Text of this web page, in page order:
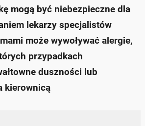
mogą być niebezpieczne dla
lekarzy specjalistów
może wywoływać alergie,
przypadkach
duszności lub
kierownicą